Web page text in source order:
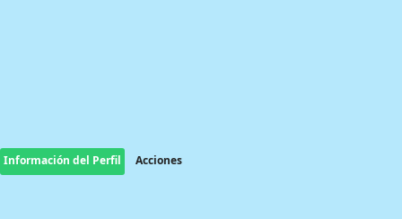
Información del Perfil Acciones